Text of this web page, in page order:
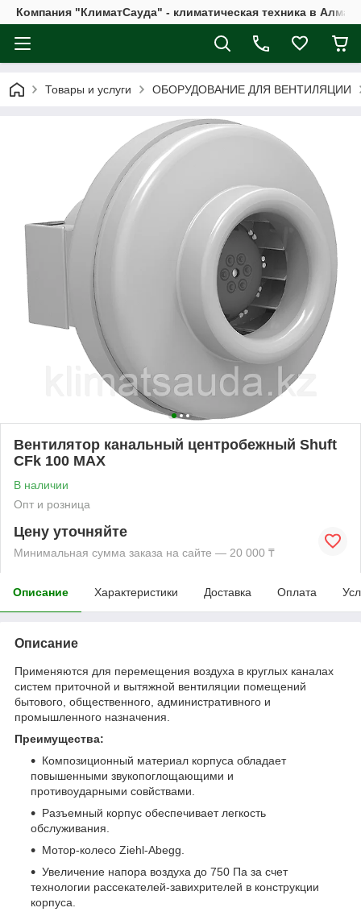
Компания "КлиматСауда" - климатическая техника в
Товары и услуги ОБОРУДОВАНИЕ ДЛЯ ВЕНТИЛЯЦИИ
Вентилятор канальный центробежный Shuft
CFk 100 MAX
В наличии
Опт и розница
Цену уточняйте
Минимальная сумма заказа на сайте — 20 000 ₸
Описание Характеристики Доставка Оплата
Описание
Применяются для перемещения воздуха в круглых каналах
систем приточной и вытяжной вентиляции помещений
бытового, общественного, административного и
промышленного назначения.
Преимущества:
Композиционный материал корпуса обладает
повышенными звукопоглощающими и
противоударными совйствами.
Разъемный корпус обеспечивает легкость
обслуживания.
Мотор-колесо Ziehl-Abegg.
Увеличение напора воздуха до 750 Па за счет
технологии рассекателей-завихрителей в конструкции
корпуса.